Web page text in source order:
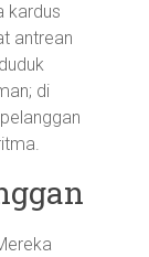
kardus
antrean
di